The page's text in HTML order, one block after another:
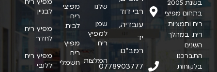
בשנת 2005
בתחום מפיצי
ריח ותמציות
ריח. במהלך
השנים
התברכנו
בלקוחות
רבי דוד
עובדיה,
יד
רמב"ם
0778903777
שלנו
שמן
למפיץ
ריח
המלצות
מפיצי
ריח
לבית
מפיץ
ריח
חשמלי
לבניין
מפיץ ריח
לחדר
מפיץ ריח
ללובי